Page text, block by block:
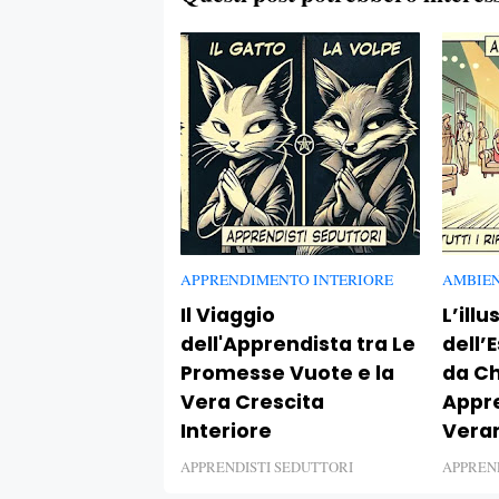
APPRENDIMENTO INTERIORE
Il Viaggio
dell'Apprendista tra Le
Promesse Vuote e la
Vera Crescita
Interiore
APPRENDISTI SEDUTTORI
da